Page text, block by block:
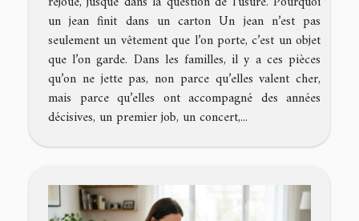
un jean finit dans un carton Un jean n’est pas
seulement un vêtement que l’on porte, c’est un objet
que l’on garde. Dans les familles, il y a ces pièces
qu’on ne jette pas, non parce qu’elles valent cher,
mais parce qu’elles ont accompagné des années
décisives, un premier job, un concert,...